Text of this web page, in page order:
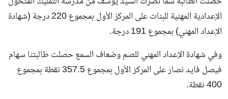
الإعدادية المهنية للبنات على المركز الأول بمجموع 220 درجة (شهادة
الإعداد المهني) بمجموع 191 درجة.
وفي شهادة الإعداد المهني للصم وضعاف السمع حصلت طالبتنا سهام
فيصل فايد نصار على المركز الأول بمجموع 357.5 نقطة بمجموع
400 نقطة.